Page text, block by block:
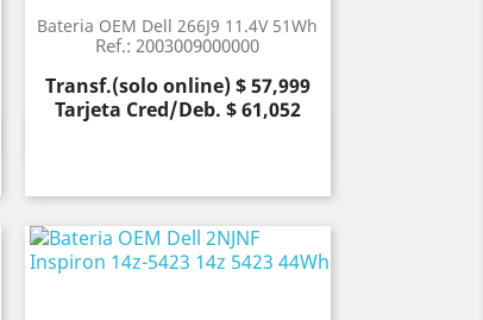
Bateria OEM Dell 266J9 11.4V 51Wh
Ref.: 2003009000000
Precio
Transf.(solo online) $ 57,999
Tarjeta Cred/Deb. $ 61,052